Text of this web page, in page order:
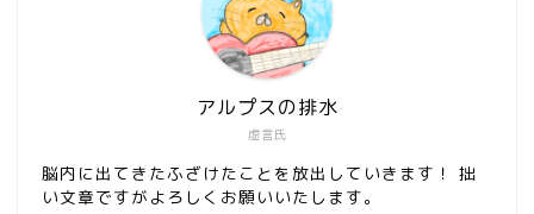
虚言氏
アルプスの排水
脳内に出てきたふざけたことを放出していきます！ 拙
い文章ですがよろしくお願いいたします。